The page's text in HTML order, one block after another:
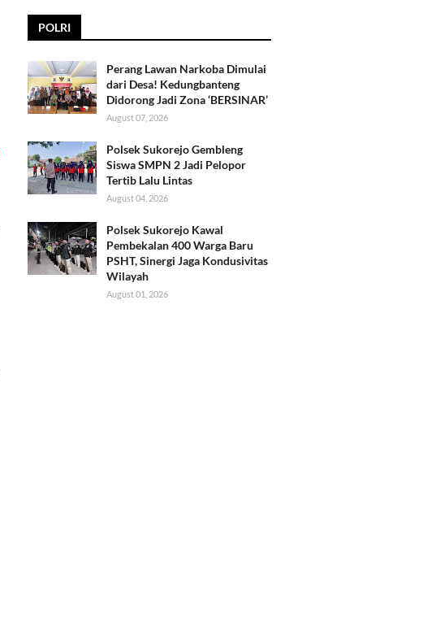
POLRI
Perang Lawan Narkoba Dimulai
dari Desa! Kedungbanteng
Didorong Jadi Zona ‘BERSINAR’
August 07, 2026
Polsek Sukorejo Gembleng
Siswa SMPN 2 Jadi Pelopor
Tertib Lalu Lintas
August 04, 2026
Polsek Sukorejo Kawal
Pembekalan 400 Warga Baru
PSHT, Sinergi Jaga Kondusivitas
Wilayah
August 01, 2026